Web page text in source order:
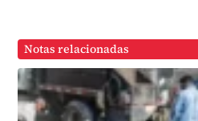
Notas relacionadas